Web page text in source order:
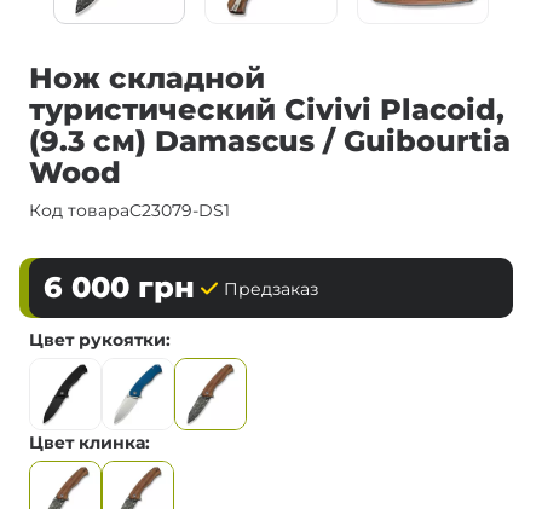
Нож складной
туристический Civivi Placoid,
(9.3 см) Damascus / Guibourtia
Wood
Код товараC23079-DS1
6 000 грн Предзаказ
Цвет рукоятки
Цвет клинка